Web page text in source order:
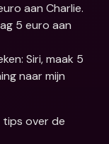
aan Charlie.
5 euro aan
Siri, maak 5
naar mijn
over de